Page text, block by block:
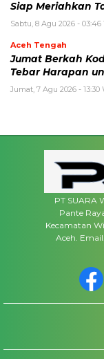
Siap Meriahkan
Sabtu, 8 Agu 2026 - 03:46
Aceh Tengah
Jumat Berkah
Tebar Harapan
Jumat, 7 Agu 2026 - 13:30
PT SUARA
Pante
Kecamatan
Aceh.